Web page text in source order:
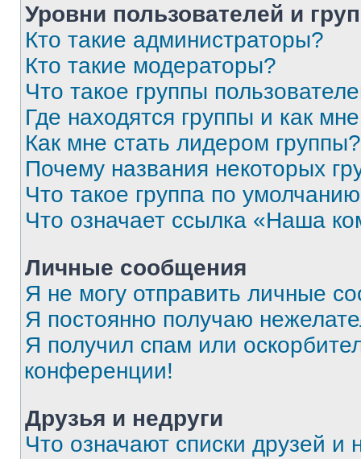
Уровни пользователей и
Кто такие администраторы?
Кто такие модераторы?
Что такое группы
Где находятся группы и как
Как мне стать лидером группы?
Почему названия некоторых
Что такое группа по
Что означает ссылка «Наша
Личные сообщения
Я не могу отправить личные
Я постоянно получаю
Я получил спам или
конференции!
Друзья и недруги
Что означают списки друзей и